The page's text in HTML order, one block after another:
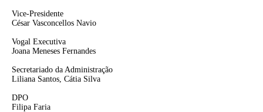
Vice-Presidente
César Vasconcellos Navio
Vogal Executiva
Joana Meneses Fernandes
Secretariado da Administração
Liliana Santos, Cátia Silva
DPO
Filipa Faria